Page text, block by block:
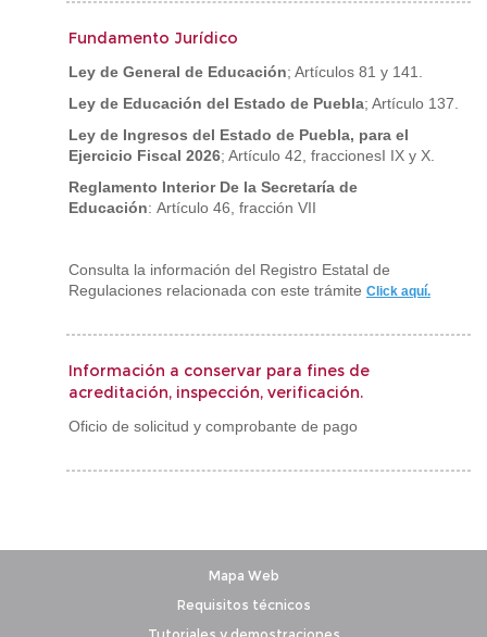
Fundamento Jurídico
Ley de General de Educación; Artículos 81 y 141.
Ley de Educación del Estado de Puebla; Artículo 137.
Ley de Ingresos del Estado de Puebla, para el
Ejercicio Fiscal 2026; Artículo 42, fraccionesI IX y X.
Reglamento Interior De la Secretaría de
Educación: Artículo 46, fracción VII
Consulta la información del Registro Estatal de
Regulaciones relacionada con este trámite Click aquí.
Información a conservar para fines de
acreditación, inspección, verificación.
Oficio de solicitud y comprobante de pago
Mapa Web
Requisitos técnicos